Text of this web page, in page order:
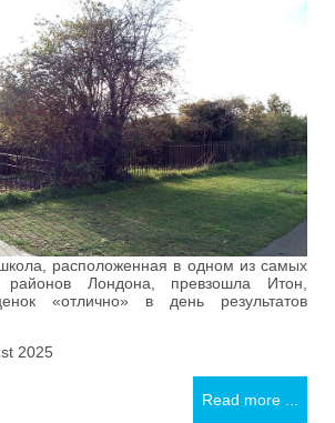
расположенная в одном из самых
районов Лондона, превзошла Итон,
«отлично» в день результатов
2025
Read more ...